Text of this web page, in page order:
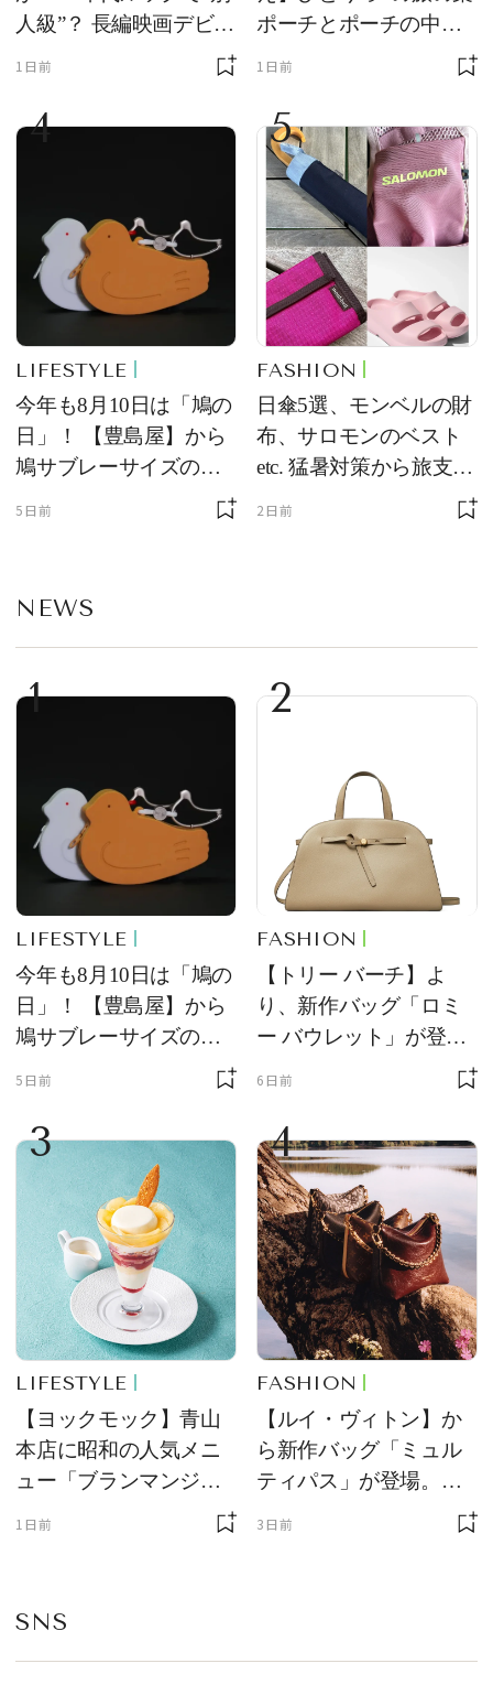
人級”？ 長編映画デビュ
ー作の現場写真に反響
1日前
ポーチとポーチの中身
を初公開！ 本当に使え
ム
1日前
4
LIFESTYLE
今年も8月10日は「鳩の
日」！ 【豊島屋】から
鳩サブレーサイズのポ
ーチ「はとっこ」を限
5日前
5
FASHION
日傘5選、モンベルの財
布、サロモンのベスト
etc. 猛暑対策から旅支度
まで！ ｜今週の人気記
2日前
NEWS
1
LIFESTYLE
今年も8月10日は「鳩の
日」！ 【豊島屋】から
鳩サブレーサイズのポ
ーチ「はとっこ」を限
5日前
2
FASHION
【トリー バーチ】よ
り、新作バッグ「ロミ
ー バウレット」が登
場！ デザイン性と収納
6日前
3
LIFESTYLE
【ヨックモック】青山
本店に昭和の人気メニ
ュー「ブランマンジ
ェ」「ダックワーズ」
1日前
4
FASHION
【ルイ・ヴィトン】か
ら新作バッグ「ミュル
ティパス」が登場。ミ
ニサイズもラインナッ
3日前
SNS